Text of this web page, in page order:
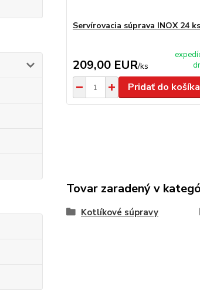
Servírovacia súprava INOX 24 ks
209,00 EUR/ks
Pridať do košíka
Tovar zaradený v
Kotlíkové súpravy